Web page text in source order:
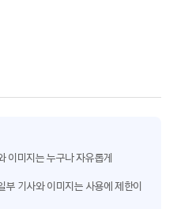
이미지는 누구나 자유롭게
기사와 이미지는 사용에 제한이